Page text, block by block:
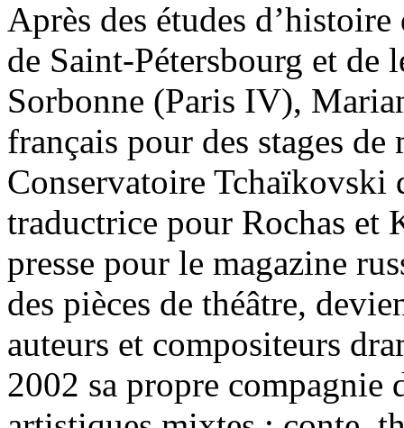
Après des études
de Saint-Pétersbourg et de
Sorbonne (Paris IV),
français pour des stages
Conservatoire Tchaïkovski
traductrice pour Rochas et
presse pour le magazine
des pièces de théâtre,
auteurs et compositeurs
2002 sa propre compagnie